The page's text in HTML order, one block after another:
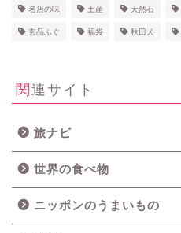
名店の味 土産 天然石
玄品ふぐ 福袋 秋田犬
関連サイト
旅ナビ
世界の食べ物
ニッポンのうまいもの